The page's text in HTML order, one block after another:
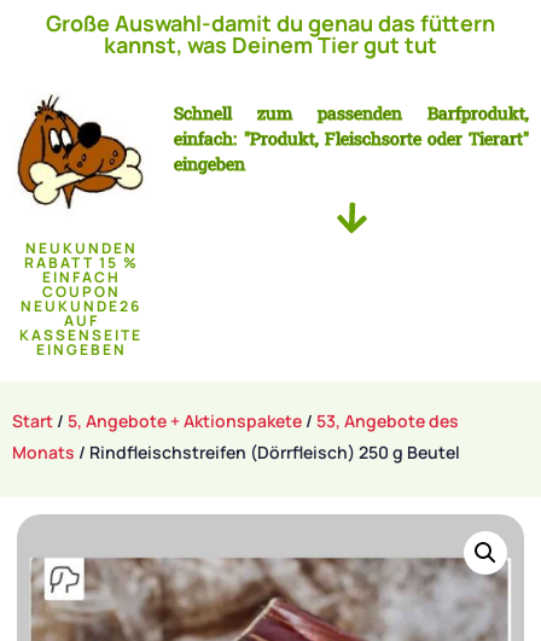
Große Auswahl-damit du genau das füttern
kannst, was Deinem Tier gut tut
NEUKUNDEN
RABATT 15 %
EINFACH
COUPON
NEUKUNDE26
AUF
KASSENSEITE
EINGEBEN
Schnell zum passenden Barfprodukt,
einfach: "Produkt, Fleischsorte oder Tierart"
eingeben
Start / 5, Angebote + Aktionspakete / 53, Angebote des
Monats / Rindfleischstreifen (Dörrfleisch) 250 g Beutel